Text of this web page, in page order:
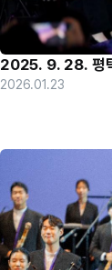
2025. 9. 28. 평
2026.01.23